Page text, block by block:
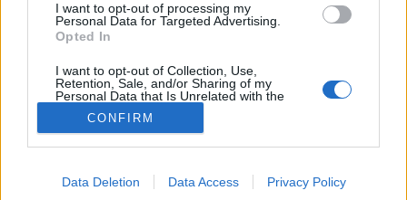
I want to opt-out of processing my
Personal Data for Targeted Advertising.
Opted In
I want to opt-out of Collection, Use,
Retention, Sale, and/or Sharing of my
Personal Data that Is Unrelated with the
Purposes for which it was collected.
Opted Out
CONFIRM
Data Deletion Data Access Privacy Policy
Gondozás